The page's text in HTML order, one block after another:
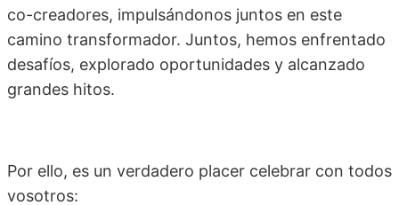
co-creadores, impulsándonos juntos en este
camino transformador. Juntos, hemos enfrentado
desafíos, explorado oportunidades y alcanzado
grandes hitos.
Por ello, es un verdadero placer celebrar con todos
vosotros: